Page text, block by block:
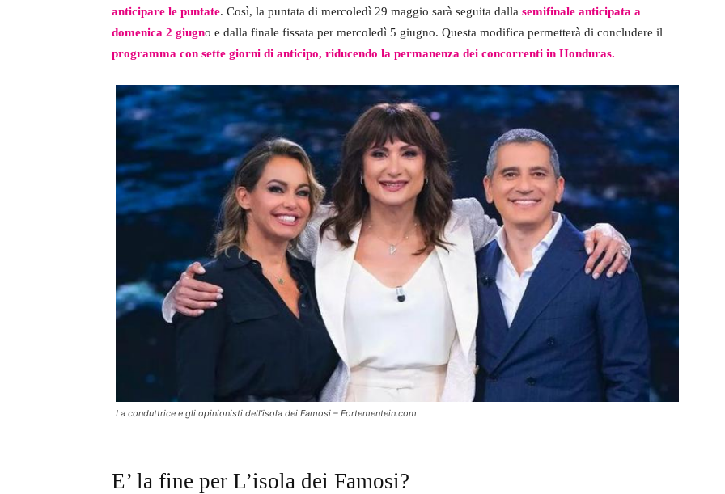
anticipare le puntate. Così, la puntata di mercoledì 29 maggio sarà seguita dalla semifinale anticipata a
domenica 2 giugno e dalla finale fissata per mercoledì 5 giugno. Questa modifica permetterà di concludere il
programma con sette giorni di anticipo, riducendo la permanenza dei concorrenti in Honduras.
La conduttrice e gli opinionisti dell’isola dei Famosi – Fortementein.com
E’ la fine per L’isola dei Famosi?